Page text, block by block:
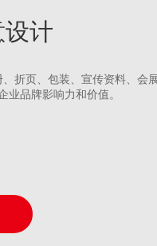
设计
折页、包装、宣传资料、会
业品牌影响力和价值。